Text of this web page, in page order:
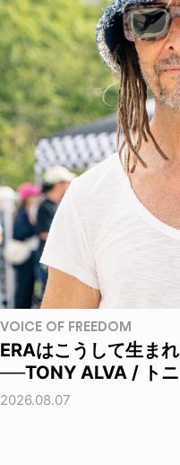
VOICE OF FREEDOM
ERAはこうして生ま
──TONY ALVA / ト
2026.08.07